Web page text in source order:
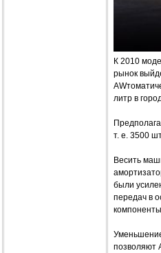
К 2010
рынок
литр в
т. е. 3500
Весить
были
передач в
позволяют